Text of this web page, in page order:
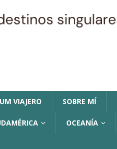
VIAJERO SOBRE MÍ
OCEANÍA